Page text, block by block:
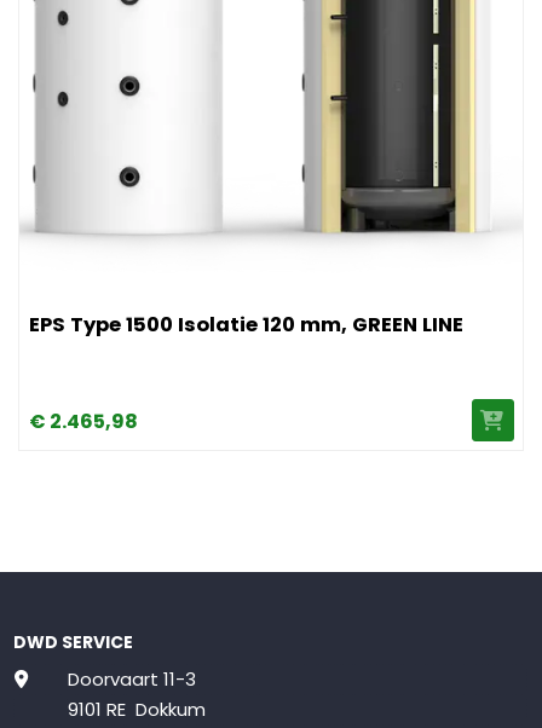
EPS Type 1500 Isolatie 120 mm, GREEN LINE
€ 2.465,98
DWD SERVICE
Doorvaart 11-3
9101 RE Dokkum